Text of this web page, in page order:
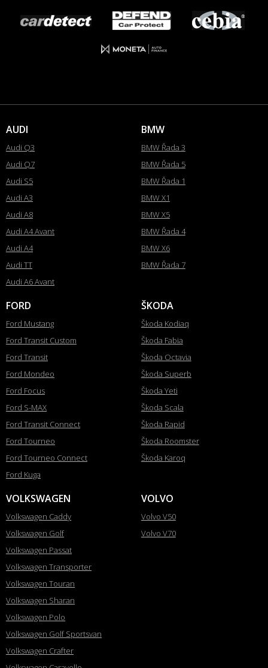
AUDI
Audi Q3
Audi Q7
Audi S5
Audi A3
Audi A8
Audi A4 Avant
Audi A4
Audi TT
Audi A6 Avant
BMW
BMW Řada 3
BMW Řada 5
BMW Řada 1
BMW X1
BMW X5
BMW Řada 4
BMW X6
BMW Řada 7
FORD
Ford Mustang
Ford Transit Custom
Ford Transit
Ford Mondeo
Ford Focus
Ford S-MAX
Ford Transit Connect
Ford Tourneo
Ford Tourneo Connect
Ford Kuga
ŠKODA
Škoda Kodiaq
Škoda Fabia
Škoda Octavia
Škoda Superb
Škoda Yeti
Škoda Scala
Škoda Rapid
Škoda Roomster
Škoda Karoq
VOLKSWAGEN
Volkswagen Caddy
Volkswagen Golf
Volkswagen Passat
Volkswagen Transporter
Volkswagen Touran
Volkswagen Sharan
Volkswagen Polo
Volkswagen Golf Sportsvan
Volkswagen Crafter
VOLVO
Volvo V50
Volvo V70